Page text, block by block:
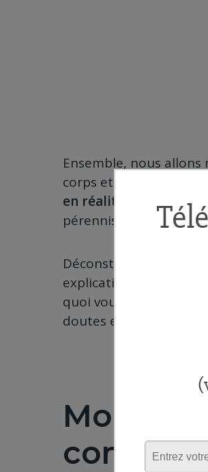
Ensemble, nous
corps et démontrer que
en réalité créer une
pérennisée sur le long
Déconstruction de
explication didactique,
quoi vous préparer à
doutes et vos peurs de
Monter